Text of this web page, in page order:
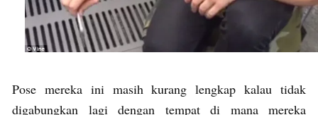
Pose mereka ini masih kurang lengkap kalau tidak
digabungkan lagi dengan tempat di mana mereka